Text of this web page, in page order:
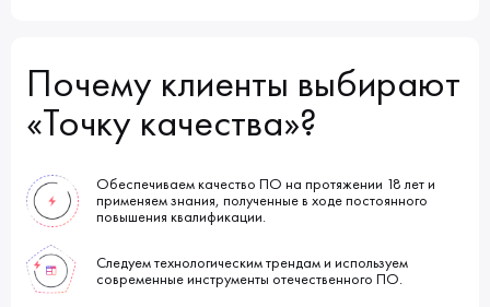
Почему клиенты выбирают
«Точку качества»?
Обеспечиваем качество ПО на протяжении 18 лет и
применяем знания, полученные в ходе постоянного
повышения квалификации.
Следуем технологическим трендам и используем
современные инструменты отечественного ПО.